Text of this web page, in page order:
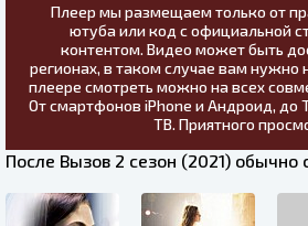
Плеер мы размещаем только от
ютуба или код с официальной
контентом. Видео может быть
регионах, в таком случае вам нужно
плеере смотреть можно на всех
От смартфонов iPhone и Андроид, до
ТВ. Приятного
После Вызов 2 сезон (2021) обычно